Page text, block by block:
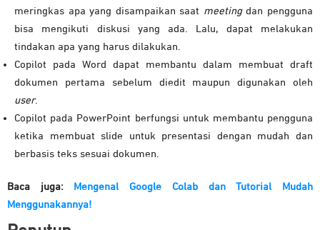
meringkas apa yang disampaikan saat meetingdan pengguna
bisa mengikuti diskusi yang ada. Lalu, dapat melakukan
tindakan apa yang harus dilakukan.
Copilot pada Word dapat membantu dalam membuat draft
dokumen pertama sebelum diedit maupun digunakan oleh
user.
Copilot pada PowerPoint berfungsi untuk membantu pengguna
ketika membuat slide untuk presentasi dengan mudah dan
berbasis teks sesuai dokumen.
Baca juga:
Mengenal Google Colab dan Tutorial Mudah
Menggunakannya!